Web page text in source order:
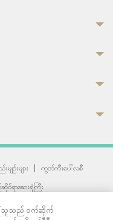
ျဉ်းများ |
ကွတ်ကီးပေါ်လစီ
ရာဆေးရုံကြီး
ပြုသူသည် ဝက်ဆိုက်